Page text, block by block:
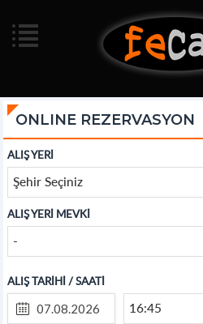
ONLINE REZERVASYON
ALIŞ YERİ
Şehir Seçiniz
ALIŞ YERİ MEVKİ
-
ALIŞ TARİHİ / SAATİ
16:45